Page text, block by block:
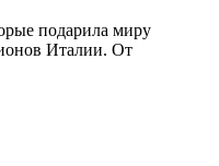
подарила миру
Италии. От